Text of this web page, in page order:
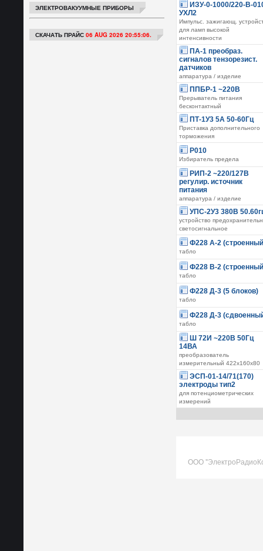
ЭЛЕКТРОВАКУУМНЫЕ ПРИБОРЫ
СКАЧАТЬ ПРАЙС 06 AUG 2026 20:55:06.
ИЗУ-0-1000/220-В-
УХЛ2
Импульс. зажигающ.
для ламп высокой
интенсивности
ПА-1 преобраз.
сигналов тензорезист.
датчиков
аппаратура / изделие
ППБР-1 ~220В
Прерыватель питания
бесконтактный
ПТ-1У3 5А 50-60Гц
Приставка дополнительного
торможения
Р010
Избиратель предела
РИП-2 ~220/127В
регулир. источник
питания
аппаратура / изделие
УПС-2У3 380В
устройство
светосигнальное
Ф228 А-2
табло
Ф228 В-2
табло
Ф228 Д-3 (5 блоков)
табло
Ф228 Д-3
табло
Ш 72И ~220В 50Гц
14ВА
преобразователь
измерительный 422х160х80
ЭСП-01-14/71(170)
электроды тип2
для потенциометрических
измерений
ООО